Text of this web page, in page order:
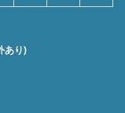
あり)